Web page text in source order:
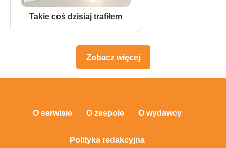
Takie coś dzisiaj trafiłem
Zobacz więcej
O serwisie O zespole O wydawcy
Polityka redakcyjna